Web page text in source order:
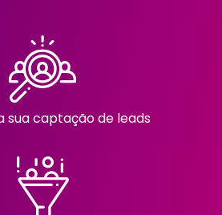
sua captação de leads